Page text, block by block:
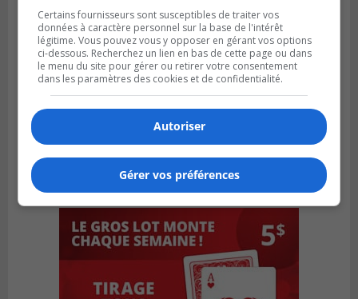
Certains fournisseurs sont susceptibles de traiter vos
données à caractère personnel sur la base de l'intérêt
légitime. Vous pouvez vous y opposer en gérant vos options
ci-dessous. Recherchez un lien en bas de cette page ou dans
le menu du site pour gérer ou retirer votre consentement
dans les paramètres des cookies et de confidentialité.
Autoriser
Gérer vos préférences